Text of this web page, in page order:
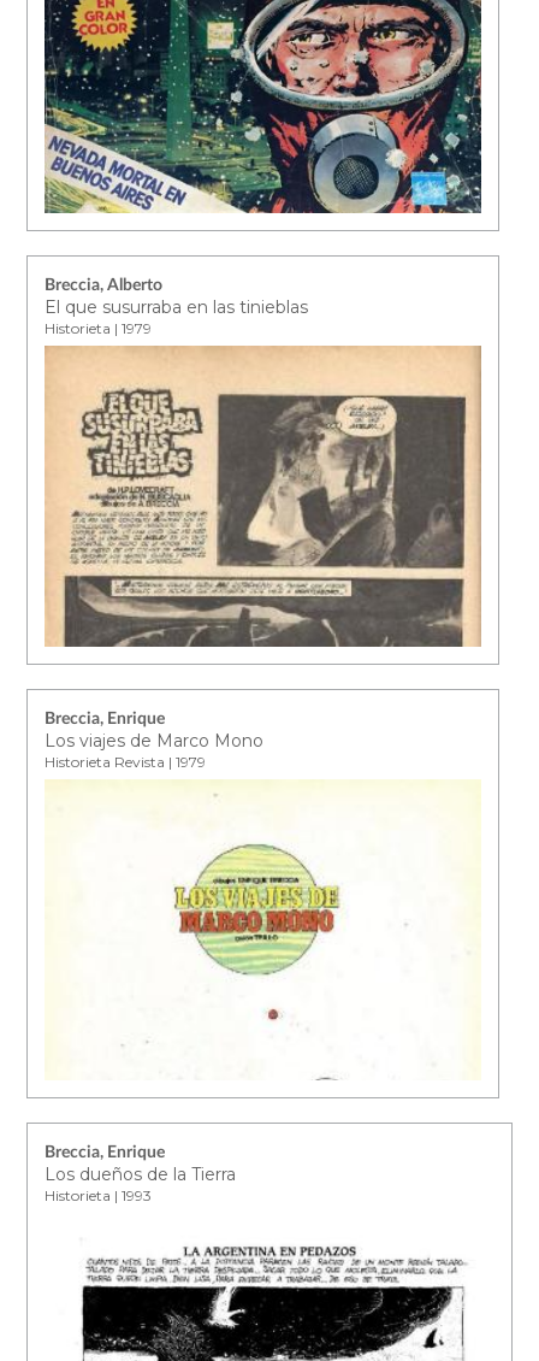
Breccia, Alberto
El que susurraba en las tinieblas
Historieta | 1979
Breccia, Enrique
Los viajes de Marco Mono
Historieta Revista | 1979
Breccia, Enrique
Los dueños de la Tierra
Historieta | 1993